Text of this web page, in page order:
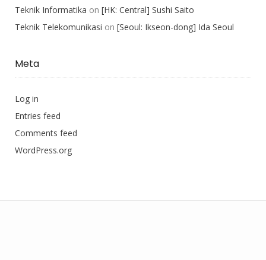
Teknik Informatika on [HK: Central] Sushi Saito
Teknik Telekomunikasi on [Seoul: Ikseon-dong] Ida Seoul
Meta
Log in
Entries feed
Comments feed
WordPress.org